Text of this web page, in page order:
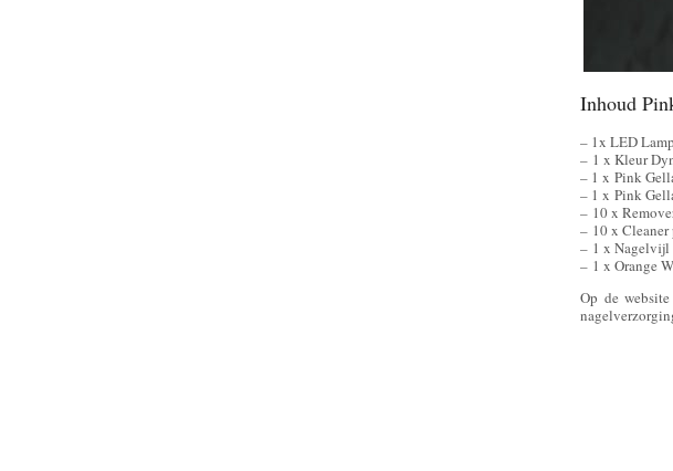
Inhoud
– 1x LED Lamp
– 1 x Kleur
– 1 x Pink
– 1 x Pink
– 10 x
– 10 x Cleaner
– 1 x Nagelvijl
– 1 x Orange
Op de